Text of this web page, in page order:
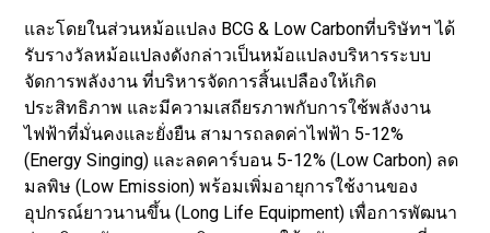
และโดยในส่วนหม้อแปลง BCG & Low Carbonที่บริษัทฯ ได้
รับรางวัลหม้อแปลงดังกล่าวเป็นหม้อแปลงบริหารระบบ
จัดการพลังงาน ที่บริหารจัดการสิ้นเปลืองให้เกิด
ประสิทธิภาพ และมีความเสถียรภาพกับการใช้พลังงาน
ไฟฟ้าที่มั่นคงและยั่งยืน สามารถลดค่าไฟฟ้า 5-12%
(Energy Singing) และลดคาร์บอน 5-12% (Low Carbon) ลด
มลพิษ (Low Emission) พร้อมเพิ่มอายุการใช้งานของ
อุปกรณ์ยาวนานขึ้น (Long Life Equipment) เพื่อการพัฒนา